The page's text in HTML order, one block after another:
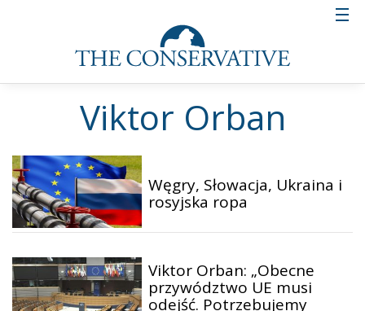
Viktor Orban
Węgry, Słowacja, Ukraina i
rosyjska ropa
Viktor Orban: „Obecne
przywództwo UE musi
odejść. Potrzebujemy